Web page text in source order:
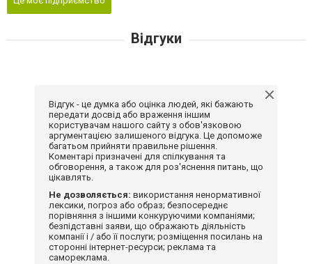
Відгуки
Відгук - це думка або оцінка людей, які бажають
передати досвід або враження іншим
користувачам нашого сайту з обов'язковою
аргументацією залишеного відгука. Це допоможе
багатьом прийняти правильне рішення.
Коментарі призначені для спілкування та
обговорення, а також для роз'яснення питань, що
цікавлять.
Не дозволяється: використання ненормативної
лексики, погроз або образ; безпосереднє
порівняння з іншими конкуруючими компаніями;
безпідставні заяви, що ображають діяльність
компанії і / або її послуги; розміщення посилань на
сторонні інтернет-ресурси; реклама та
самореклама.